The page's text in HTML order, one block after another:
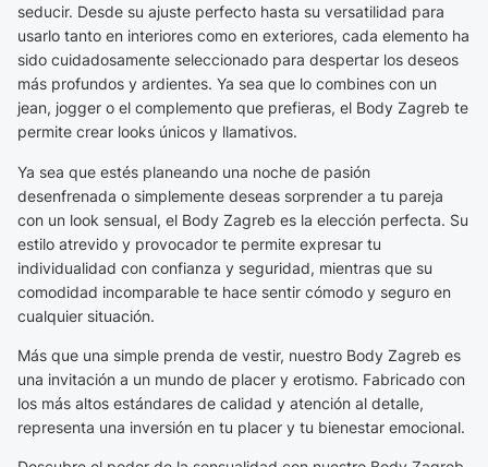
seducir. Desde su ajuste perfecto hasta su versatilidad para
usarlo tanto en interiores como en exteriores, cada elemento ha
sido cuidadosamente seleccionado para despertar los deseos
más profundos y ardientes. Ya sea que lo combines con un
jean, jogger o el complemento que prefieras, el Body Zagreb te
permite crear looks únicos y llamativos.
Ya sea que estés planeando una noche de pasión
desenfrenada o simplemente deseas sorprender a tu pareja
con un look sensual, el Body Zagreb es la elección perfecta. Su
estilo atrevido y provocador te permite expresar tu
individualidad con confianza y seguridad, mientras que su
comodidad incomparable te hace sentir cómodo y seguro en
cualquier situación.
Más que una simple prenda de vestir, nuestro Body Zagreb es
una invitación a un mundo de placer y erotismo. Fabricado con
los más altos estándares de calidad y atención al detalle,
representa una inversión en tu placer y tu bienestar emocional.